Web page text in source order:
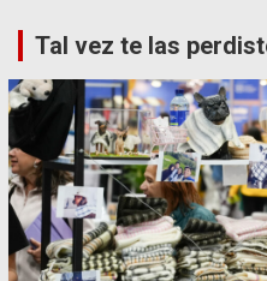
Tal vez te las